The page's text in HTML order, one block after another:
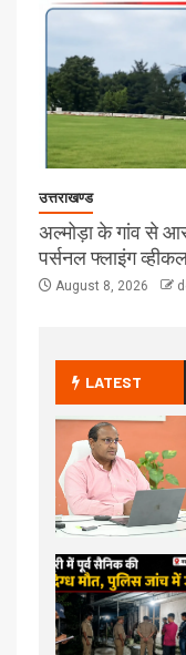
उत्तराखण्ड
अल्मोड़ा के गांव से
पर्सनल फ्लाइंग
August 8, 2026
LATEST